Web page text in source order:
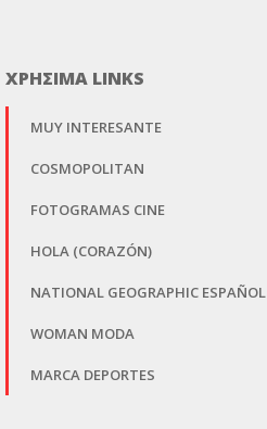
ΧΡΗΣΙΜΑ LINKS
MUY INTERESANTE
COSMOPOLITAN
FOTOGRAMAS CINE
HOLA (CORAZÓN)
NATIONAL GEOGRAPHIC ESPAÑOL
WOMAN MODA
MARCA DEPORTES